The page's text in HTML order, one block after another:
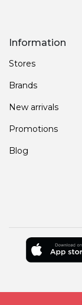
Information
Stores
Brands
New arrivals
Promotions
Blog